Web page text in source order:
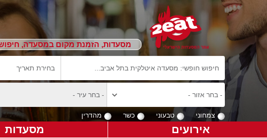
מסעדות, הזמנת מקום במסעדה,
צמחוני טבעוני כשר מהדרין
אירועים מסעדות